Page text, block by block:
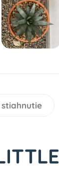
stiahnutie